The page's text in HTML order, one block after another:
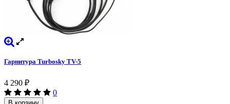
Гарнитура Turbosky TV-5
4 290 ₽
0